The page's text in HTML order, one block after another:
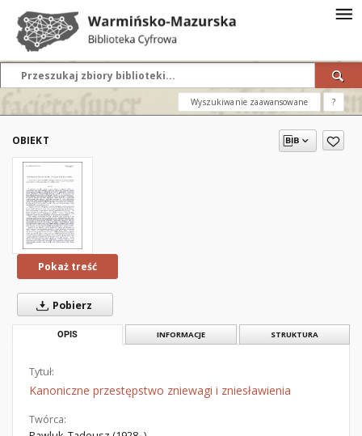
Wyszukiwanie zaawansowane ?
OBIEKT
Pokaż treść
Pobierz
OPIS INFORMACJE STRUKTURA
Tytuł:
Kanoniczne przestępstwo zniewagi i zniesławienia
Twórca: